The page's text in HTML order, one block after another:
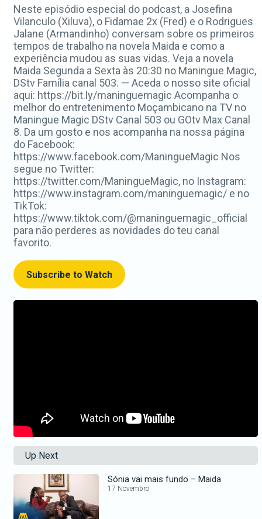
Neste episódio especial do podcast, a Josefina
Vilanculo (Xiluva), o Fidamae 2x (Fred) e o Rodrigues
Jalane (Armandinho) conversam sobre os primeiros
tempos de trabalho na novela Maida e como a
experiência mudou as suas vidas. Veja a novela
Maida Segunda a Sexta às 20:30 no Maningue Magic,
DStv Família canal 503. — Aceda o nosso site oficial
aqui: https://bit.ly/maninguemagic Acompanha o
melhor do entretenimento Moçambicano na TV no
Maningue Magic DStv Canal 503 ou GOtv Max Canal
8. Da um gosto e nos acompanha na nossa página
do Facebook:
https://www.facebook.com/ManingueMagic Nos
segue no Twitter:
https://twitter.com/ManingueMagic, no Instagram:
https://www.instagram.com/maninguemagic/ e no
TikTok:
https://www.tiktok.com/@maninguemagic_official
para não perderes as novidades do teu canal
favorito.
Subscribe to Watch
Up Next
Sónia vai mais fundo – Maida
17 Novembro